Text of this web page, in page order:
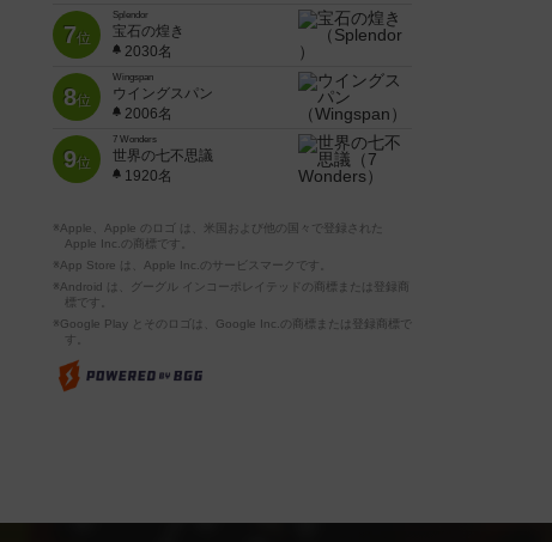
7位
Splendor
宝石の煌き
2030名
8位
Wingspan
ウイングスパン
2006名
9位
7 Wonders
世界の七不思議
1920名
※Apple、Apple のロゴ は、米国および他の国々で登録された
Apple Inc.の商標です。
※App Store は、Apple Inc.のサービスマークです。
※Android は、グーグル インコーポレイテッドの商標または登録商
標です。
※Google Play とそのロゴは、Google Inc.の商標または登録商標で
す。